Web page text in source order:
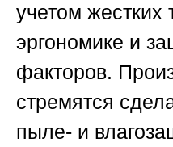
учетом жестких
эргономике и
факторов.
стремятся
пыле- и